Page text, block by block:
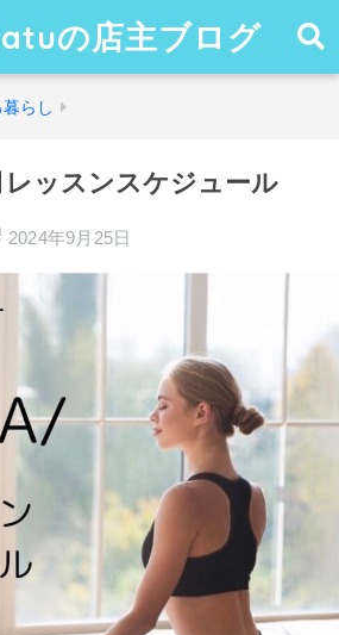
の店主ブログ
らし
レッスンスケジュール
2024年9月25日